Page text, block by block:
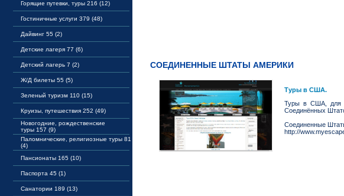
Горящие путевки, туры 216 (12)
Гостиничные услуги 379 (48)
Дайвинг 55 (2)
Детские лагеря 77 (6)
Детский лагерь 7 (2)
Ж/Д билеты 55 (5)
Зеленый туризм 110 (15)
Круизы, путешествия 252 (49)
Новогодние, рождественские
туры 157 (9)
Паломнические, религиозные туры 81
(4)
Пансионаты 165 (10)
Паспорта 45 (1)
Санатории 189 (13)
СОЕДИНЕННЫЕ ШТАТЫ АМЕРИКИ
Туры в США.
Туры в США, для
Соединённых
Соединенные
http://